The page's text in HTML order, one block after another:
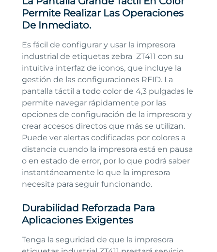
Permite Realizar Las Operaciones
De Inmediato.
Es fácil de configurar y usar la impresora
industrial de etiquetas zebra ZT411 con su
intuitiva interfaz de iconos, que incluye la
gestión de las configuraciones RFID. La
pantalla táctil a todo color de 4,3 pulgadas le
permite navegar rápidamente por las
opciones de configuración de la impresora y
crear accesos directos que más se utilizan.
Puede ver alertas codificadas por colores a
distancia cuando la impresora está en pausa
o en estado de error, por lo que podrá saber
instantáneamente lo que la impresora
necesita para seguir funcionando.
Durabilidad Reforzada Para
Aplicaciones Exigentes
Tenga la seguridad de que la impresora